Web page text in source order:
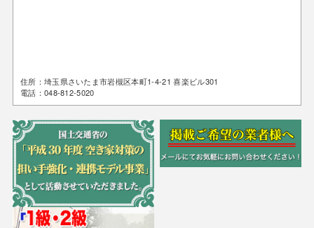
住所：埼玉県さいたま市岩槻区本町1-4-21 喜楽ビル301
電話：048-812-5020